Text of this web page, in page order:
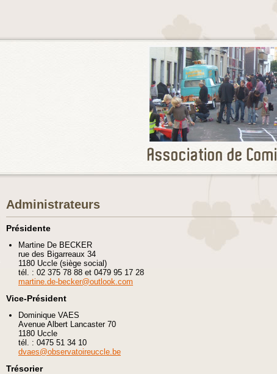
Administrateurs
Présidente
Martine De BECKER
rue des Bigarreaux 34
1180 Uccle (siège social)
tél. : 02 375 78 88 et 0479 95 17 28
martine.de-becker@outlook.com
Vice-Président
Dominique VAES
Avenue Albert Lancaster 70
1180 Uccle
tél. : 0475 51 34 10
dvaes@observatoireuccle.be
Trésorier